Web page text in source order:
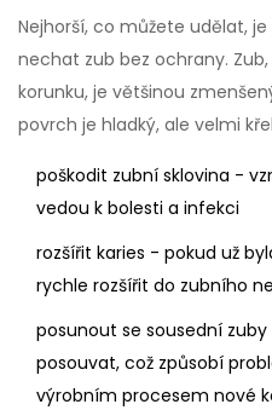
Nejhorší, co můžete udělat,
nechat zub bez ochrany.
korunku, je většinou
povrch je hladký, ale velmi
poškodit zubní sklovina -
vedou k bolesti a infekci
rozšířit karies - pokud už
rychle rozšířit do zubního
posunout se sousední
posouvat, což způsobí
výrobním procesem nové